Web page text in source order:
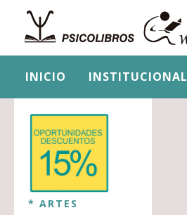
INICIO INSTITUCIONAL
* ARTES